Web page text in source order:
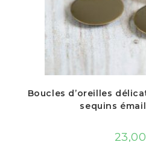
Boucles d’oreilles
sequins
23,00